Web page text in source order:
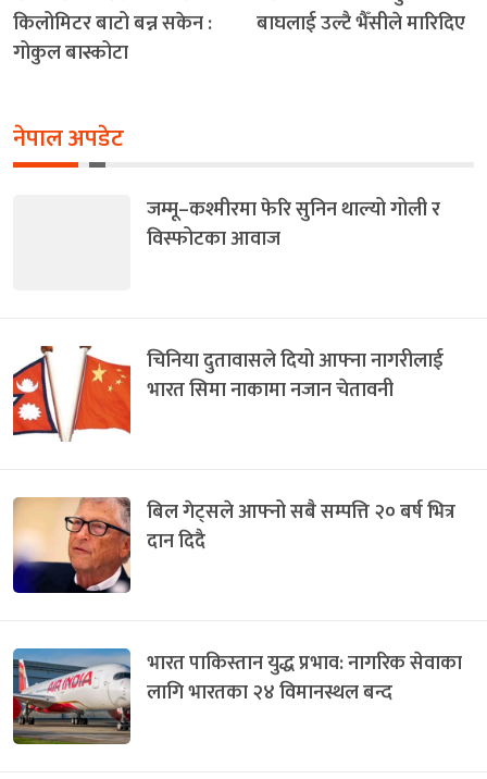
किलोमिटर बाटो बन्न सकेन :
गोकुल बास्कोटा
बाघलाई उल्टै भैँसीले मारिदिए
नेपाल अपडेट
जम्मू–कश्मीरमा फेरि सुनिन थाल्यो गोली र
विस्फोटका आवाज
चिनिया दुतावासले दियो आफ्ना नागरीलाई
भारत सिमा नाकामा नजान चेतावनी
बिल गेट्सले आफ्नो सबै सम्पत्ति २० बर्ष भित्र
दान दिदै
भारत पाकिस्तान युद्ध प्रभाव: नागरिक सेवाका
लागि भारतका २४ विमानस्थल बन्द